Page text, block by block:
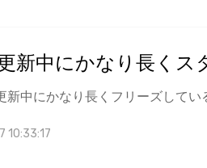
データ消去
iPhoneデータ消去
イスのロック解除 & ストレージ解放
無料ダウンロード
リンゴループ修復
iPhoneバッテリー問題
もっと見る
新中にかなり長くス
新中にかなり長くフリーズしてい
10:33:17